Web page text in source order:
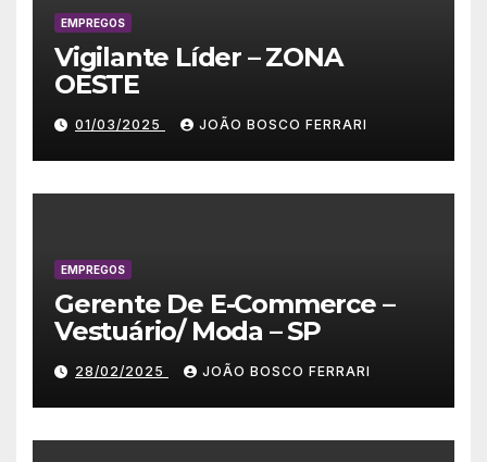
EMPREGOS
Vigilante Líder – ZONA
OESTE
01/03/2025 JOÃO BOSCO FERRARI
EMPREGOS
Gerente De E-Commerce –
Vestuário/ Moda – SP
28/02/2025 JOÃO BOSCO FERRARI